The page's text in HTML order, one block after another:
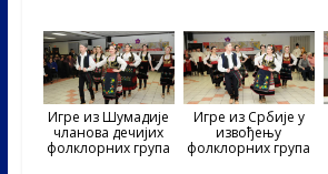
Игре из Шумадије
чланова дечијих
фолклорних група
Игре из Србије у
извођењу
фолклорних група